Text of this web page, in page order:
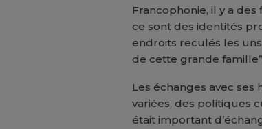
Francophonie, il y a
ce sont des identités
endroits reculés les
de cette grande
Les échanges avec
variées, des politiques
était important